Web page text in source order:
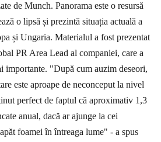
de Munch. Panorama este o resursă
o lipsă și prezintă situația actuală a
și Ungaria. Materialul a fost prezentat
PR Area Lead al companiei, care a
importante. "După cum auzim deseori,
este aproape de neconceput la nivel
perfect de faptul că aproximativ 1,3
anual, dacă ar ajunge la cei
foamei în întreaga lume" - a spus